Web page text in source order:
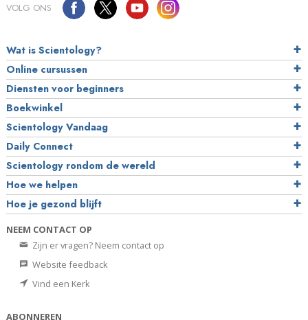
VOLG ONS
Wat is Scientology?
Online cursussen
Diensten voor beginners
Boekwinkel
Scientology Vandaag
Daily Connect
Scientology rondom de wereld
Hoe we helpen
Hoe je gezond blijft
NEEM CONTACT OP
Zijn er vragen? Neem contact op
Website feedback
Vind een Kerk
ABONNEREN